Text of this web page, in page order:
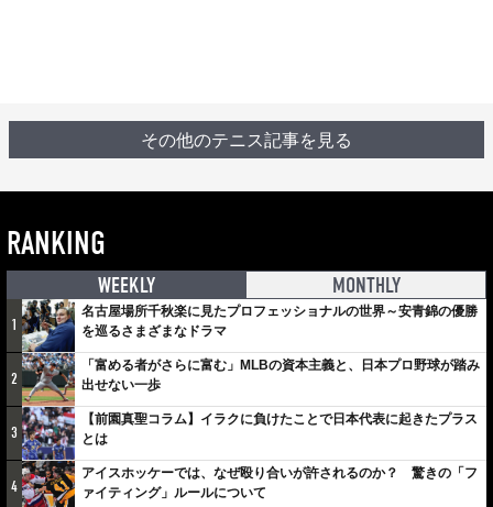
その他のテニス記事を見る
RANKING
WEEKLY MONTHLY
1
名古屋場所千秋楽に見たプロフェッショナルの世界～安青錦の優勝
を巡るさまざまなドラマ
2
「富める者がさらに富む」MLBの資本主義と、日本プロ野球が踏み
出せない一歩
3
【前園真聖コラム】イラクに負けたことで日本代表に起きたプラス
とは
4
アイスホッケーでは、なぜ殴り合いが許されるのか？ 驚きの「フ
ァイティング」ルールについて